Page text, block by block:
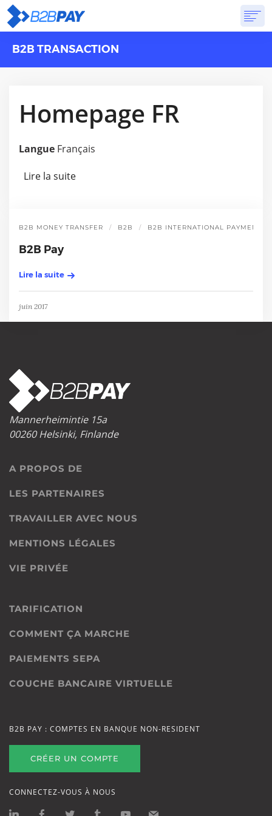
A PROPOS DESOLUTIONSBANQUE VIRTUELLE
B2B TRANSACTION
Homepage FR
Langue Français
Lire la suite
B2B MONEY TRANSFER B2B B2B INTERNATIONAL PAYMENT
B2B Pay
Lire la suite
juin 2017
Mannerheimintie 15a
00260 Helsinki, Finlande
A PROPOS DE
LES PARTENAIRES
TRAVAILLER AVEC NOUS
MENTIONS LÉGALES
VIE PRIVÉE
TARIFICATION
COMMENT ÇA MARCHE
PAIEMENTS SEPA
COUCHE BANCAIRE VIRTUELLE
B2B PAY : COMPTES EN BANQUE NON-RESIDENT
CRÉER UN COMPTE
CONNECTEZ-VOUS À NOUS